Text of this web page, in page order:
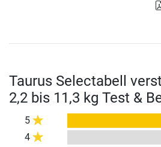
Taurus Selectabell
2,2 bis 11,3 kg Test &
5
4